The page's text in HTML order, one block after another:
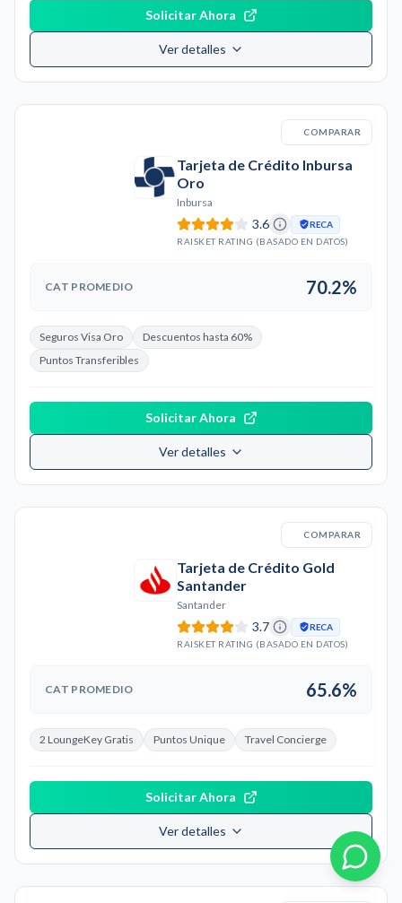
Solicitar Ahora
Ver detalles
COMPARAR
Tarjeta de Crédito Inbursa
Oro
Inbursa
3.6
RECA
RAISKET RATING (BASADO EN DATOS)
CAT PROMEDIO 70.2%
Seguros Visa Oro
Descuentos hasta 60%
Puntos Transferibles
Solicitar Ahora
Ver detalles
COMPARAR
Tarjeta de Crédito Gold
Santander
Santander
3.7
RECA
RAISKET RATING (BASADO EN DATOS)
CAT PROMEDIO 65.6%
2 LoungeKey Gratis Puntos Unique Travel Concierge
Solicitar Ahora
Ver detalles